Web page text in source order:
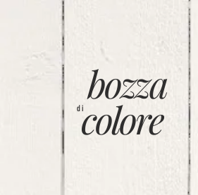
bozza
colore
di